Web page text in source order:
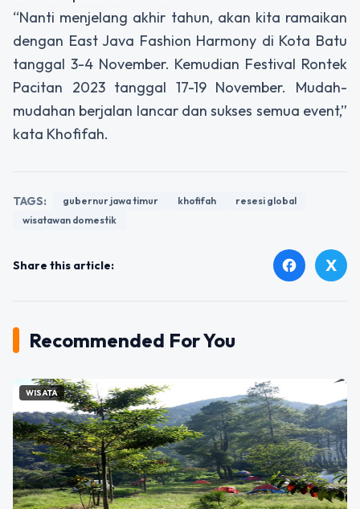
“Nanti menjelang akhir tahun, akan kita ramaikan
dengan East Java Fashion Harmony di Kota Batu
tanggal 3-4 November. Kemudian Festival Rontek
Pacitan 2023 tanggal 17-19 November. Mudah-
mudahan berjalan lancar dan sukses semua event,”
kata Khofifah.
TAGS: gubernur jawa timur khofifah
resesi global
wisatawan domestik
Share this article: facebook X
Recommended For You
WISATA